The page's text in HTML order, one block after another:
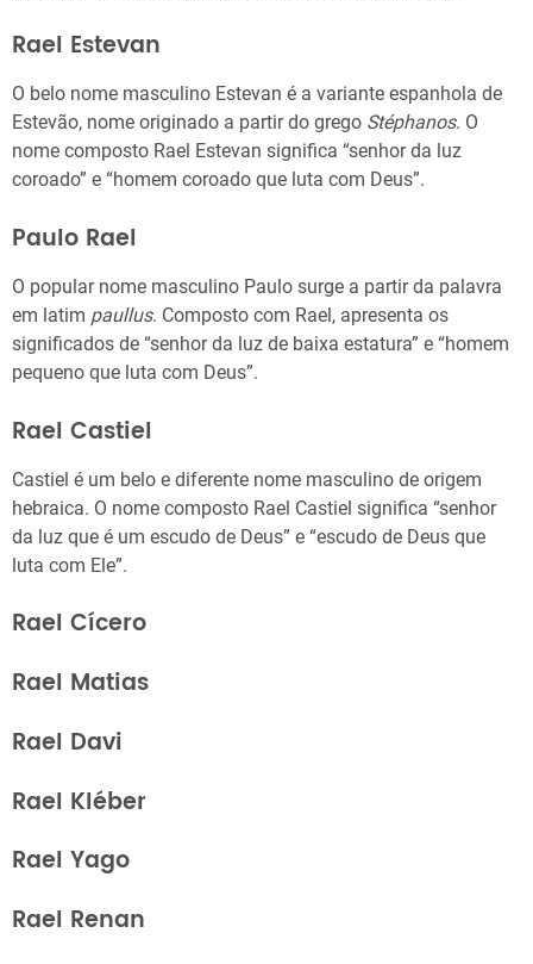
Rael Estevan
O belo nome masculino Estevan é a variante espanhola de
Estevão, nome originado a partir do grego Stéphanos. O
nome composto Rael Estevan significa “senhor da luz
coroado” e “homem coroado que luta com Deus”.
Paulo Rael
O popular nome masculino Paulo surge a partir da palavra
em latim paullus. Composto com Rael, apresenta os
significados de “senhor da luz de baixa estatura” e “homem
pequeno que luta com Deus”.
Rael Castiel
Castiel é um belo e diferente nome masculino de origem
hebraica. O nome composto Rael Castiel significa “senhor
da luz que é um escudo de Deus” e “escudo de Deus que
luta com Ele”.
Rael Cícero
Rael Matias
Rael Davi
Rael Kléber
Rael Yago
Rael Renan